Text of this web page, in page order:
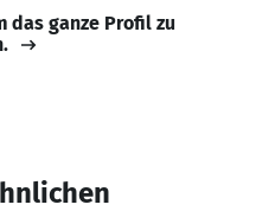
das ganze Profil zu